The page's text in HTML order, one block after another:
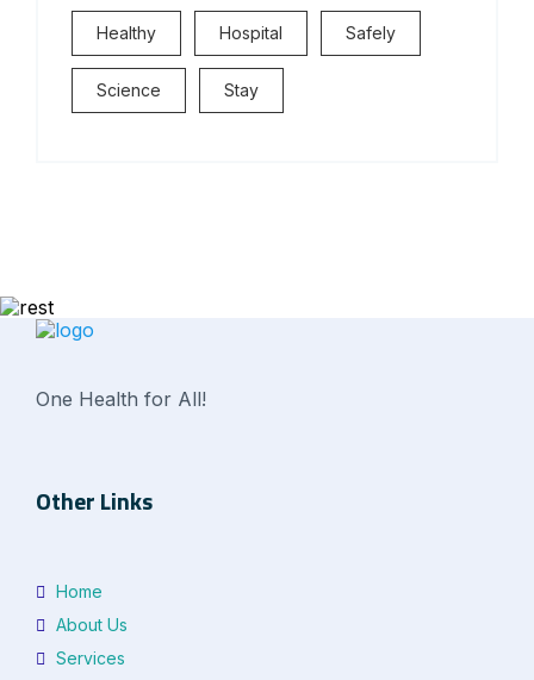
Healthy Hospital Safely
Science Stay
One Health for All!
Other Links
Home
About Us
Services